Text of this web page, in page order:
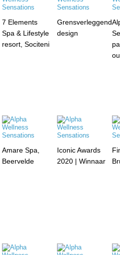
7 Elements
Spa & Lifestyle
resort, Sociteni
Grensverleggend
design
Amare Spa,
Beervelde
Iconic Awards
2020 | Winnaar